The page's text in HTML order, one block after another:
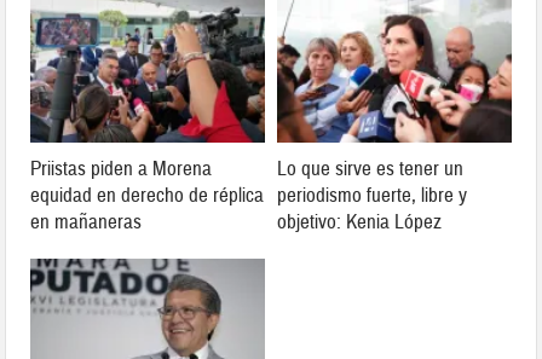
Priistas piden a Morena
equidad en derecho de réplica
en mañaneras
Lo que sirve es tener un
periodismo fuerte, libre y
objetivo: Kenia López